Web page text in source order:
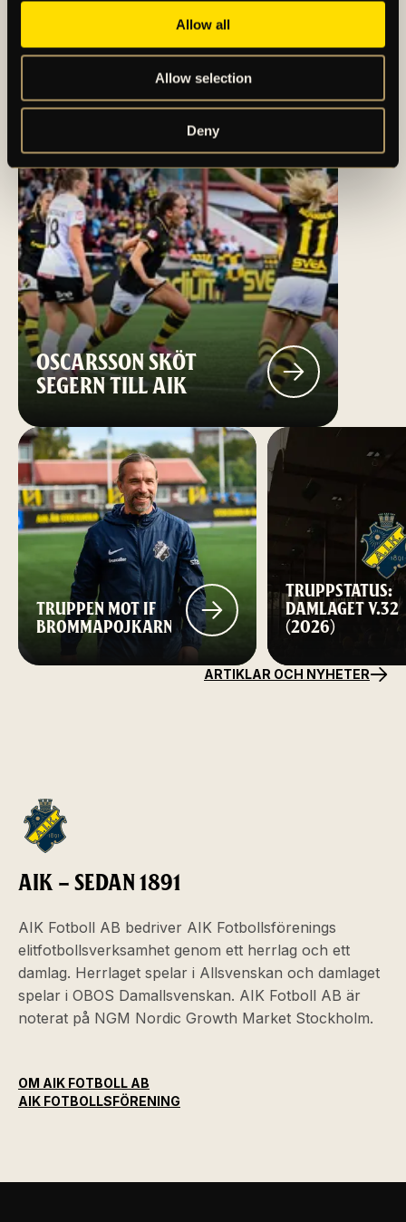
Allow all
Allow selection
Deny
DAMLAGET
OSCARSSON SKÖT
SEGERN TILL AIK
TRUPPEN MOT IF
BROMMAPOJKARNA
TRUPPSTATUS:
DAMLAGET V.32
(2026)
ARTIKLAR OCH NYHETER
AIK – SEDAN 1891
AIK Fotboll AB bedriver AIK Fotbollsförenings
elitfotbollsverksamhet genom ett herrlag och ett
damlag. Herrlaget spelar i Allsvenskan och damlaget
spelar i OBOS Damallsvenskan. AIK Fotboll AB är
noterat på NGM Nordic Growth Market Stockholm.
OM AIK FOTBOLL AB
AIK FOTBOLLSFÖRENING